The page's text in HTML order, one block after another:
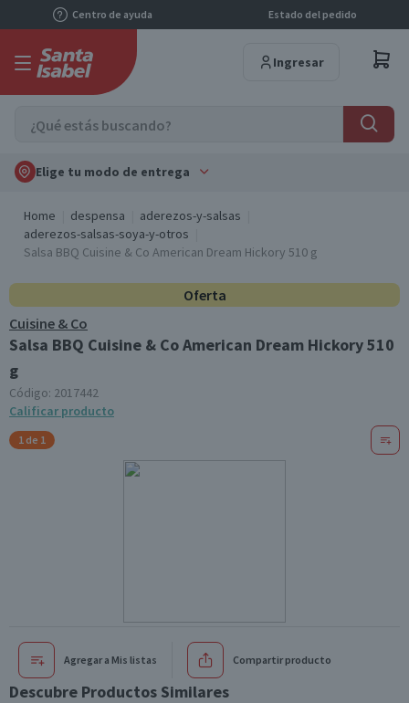
Centro de ayuda Estado del pedido
Ingresar
Elige tu modo de entrega
Home despensa
aderezos-y-salsas
aderezos-salsas-soya-y-otros
Salsa BBQ Cuisine & Co American Dream Hickory 510 g
Oferta
Cuisine & Co
Salsa BBQ Cuisine & Co American Dream Hickory 510
g
Código: 2017442
Calificar producto
1 de 1
Agregar a Mis listas Compartir producto
Descubre Productos Similares